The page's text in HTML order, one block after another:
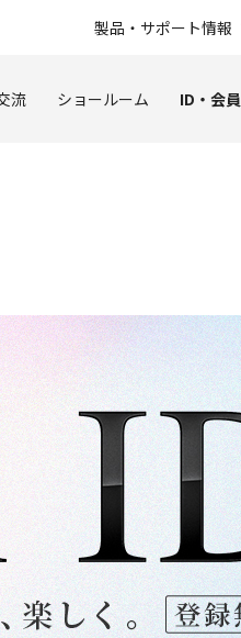
製品・サポート情報
流 ショールーム ID・会員